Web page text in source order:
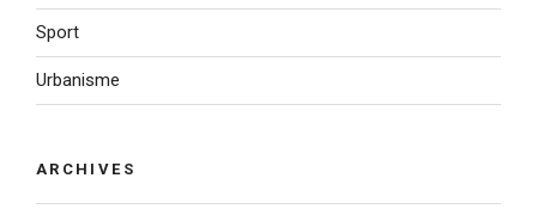
Sport
Urbanisme
ARCHIVES